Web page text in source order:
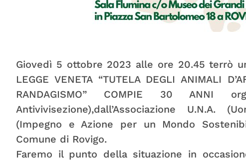
Giovedì 5 ottobre 2023 alle ore 20.45 terrò
LEGGE VENETA “TUTELA DEGLI ANIMALI
RANDAGISMO” COMPIE 30 ANNI
Antivivisezione),dall’Associazione U.N.A.
(Impegno e Azione per un Mondo
Comune di Rovigo.
Faremo il punto della situazione in